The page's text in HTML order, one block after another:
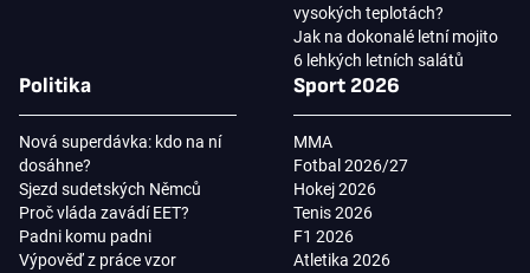
vysokých teplotách?
Jak na dokonalé letní mojito
6 lehkých letních salátů
Politika
Nová superdávka: kdo na ní
dosáhne?
Sjezd sudetských Němců
Proč vláda zavádí EET?
Padni komu padni
Výpověď z práce vzor
Sport 2026
MMA
Fotbal 2026/27
Hokej 2026
Tenis 2026
F1 2026
Atletika 2026